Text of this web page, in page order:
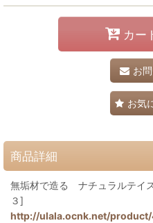
カー
お
お気
商品詳細
無垢材で造る ナチュラルテ
３]
http://ulala.ocnk.net/product/